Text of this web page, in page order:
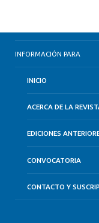
INFORMACIÓN PARA
INICIO
ACERCA DE LA
EDICIONES
CONVOCATORIA
CONTACTO Y